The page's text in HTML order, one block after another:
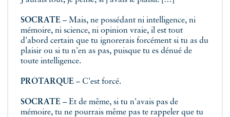
SOCRATE – Mais, ne possédant ni intelligence, ni
mémoire, ni science, ni opinion vraie, il est tout
d'abord certain que tu ignorerais forcément si tu as du
plaisir ou si tu n'en as pas, puisque tu es dénué de
toute intelligence.
PROTARQUE – C'est forcé.
SOCRATE – Et de même, si tu n'avais pas de
mémoire, tu ne pourrais même pas te rappeler que tu